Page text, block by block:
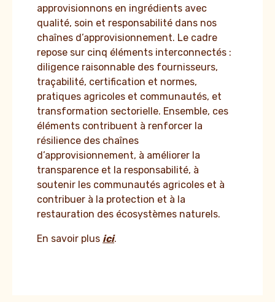
approvisionnons en ingrédients avec
qualité, soin et responsabilité dans nos
chaînes d’approvisionnement. Le cadre
repose sur cinq éléments interconnectés :
diligence raisonnable des fournisseurs,
traçabilité, certification et normes,
pratiques agricoles et communautés, et
transformation sectorielle. Ensemble, ces
éléments contribuent à renforcer la
résilience des chaînes
d’approvisionnement, à améliorer la
transparence et la responsabilité, à
soutenir les communautés agricoles et à
contribuer à la protection et à la
restauration des écosystèmes naturels.
En savoir plus ici.